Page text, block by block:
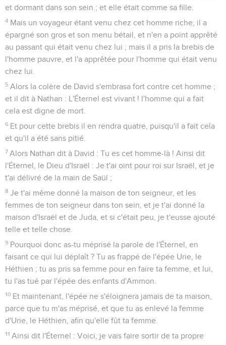
et dormant dans son sein ; et elle était comme sa fille.
4 Mais un voyageur étant venu chez cet homme riche, il a
épargné son gros et son menu bétail, et n'en a point apprêté
au passant qui était venu chez lui ; mais il a pris la brebis de
l'homme pauvre, et l'a apprêtée pour l'homme qui était venu
chez lui.
5 Alors la colère de David s'embrasa fort contre cet homme ;
et il dit à Nathan : L'Éternel est vivant ! l'homme qui a fait
cela est digne de mort.
6 Et pour cette brebis il en rendra quatre, puisqu'il a fait cela
et qu'il a été sans pitié.
7 Alors Nathan dit à David : Tu es cet homme-là ! Ainsi dit
l'Éternel, le Dieu d'Israël : Je t'ai oint pour roi sur Israël, et je
t'ai délivré de la main de Saül ;
8 Je t'ai même donné la maison de ton seigneur, et les
femmes de ton seigneur dans ton sein, et je t'ai donné la
maison d'Israël et de Juda, et si c'était peu, je t'eusse ajouté
telle et telle chose.
9 Pourquoi donc as-tu méprisé la parole de l'Éternel, en
faisant ce qui lui déplaît ? Tu as frappé de l'épée Urie, le
Héthien ; tu as pris sa femme pour en faire ta femme, et lui,
tu l'as tué par l'épée des enfants d'Ammon.
10 Et maintenant, l'épée ne s'éloignera jamais de ta maison,
parce que tu m'as méprisé, et que tu as enlevé la femme
d'Urie, le Héthien, afin qu'elle fût ta femme.
11 Ainsi dit l'Éternel : Voici, je vais faire sortir de ta propre